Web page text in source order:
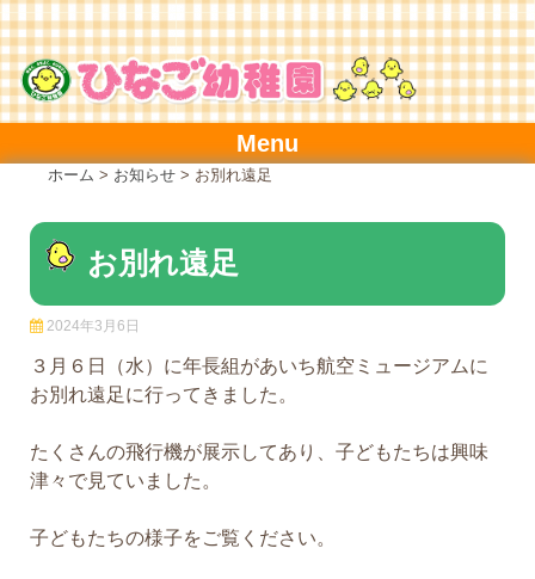
to
content
Menu
ホーム > お知らせ > お別れ遠足
お別れ遠足
2024年3月6日
３月６日（水）に年長組があいち航空ミュージアムに
お別れ遠足に行ってきました。
たくさんの飛行機が展示してあり、子どもたちは興味
津々で見ていました。
子どもたちの様子をご覧ください。